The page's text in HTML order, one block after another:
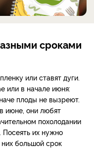
сроками
или ставят дуги.
или в начале июня:
плоды не вызреют.
июне, они любят
похолодании
Посеять их нужно
большой срок